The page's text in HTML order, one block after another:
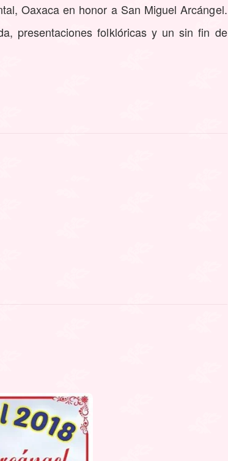
Oaxaca en honor a San Miguel Arcángel.
presentaciones folklóricas y un sin fin de